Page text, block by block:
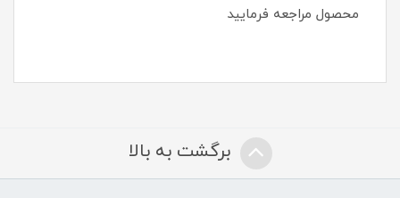
محصول مراجعه فرمایید
برگشت به بالا